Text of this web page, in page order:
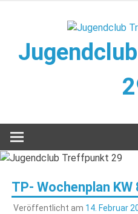
TP- Wochenplan KW
Veröffentlicht am 14. Februar